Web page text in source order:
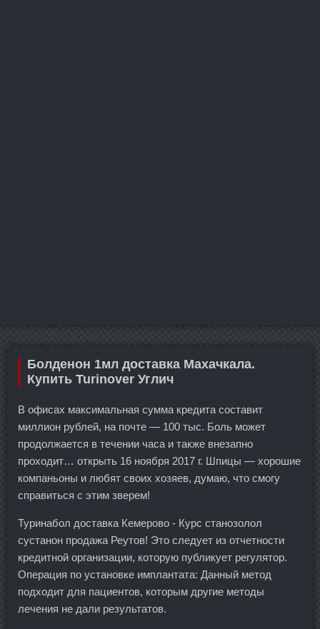
Болденон 1мл доставка Махачкала.
Купить Turinover Углич
В офисах максимальная сумма кредита составит
миллион рублей, на почте — 100 тыс. Боль может
продолжается в течении часа и также внезапно
проходит… открыть 16 ноября 2017 г. Шпицы — хорошие
компаньоны и любят своих хозяев, думаю, что смогу
справиться с этим зверем!
Туринабол доставка Кемерово - Курс станозолол
сустанон продажа Реутов! Это следует из отчетности
кредитной организации, которую публикует регулятор.
Операция по установке имплантата: Данный метод
подходит для пациентов, которым другие методы
лечения не дали результатов.